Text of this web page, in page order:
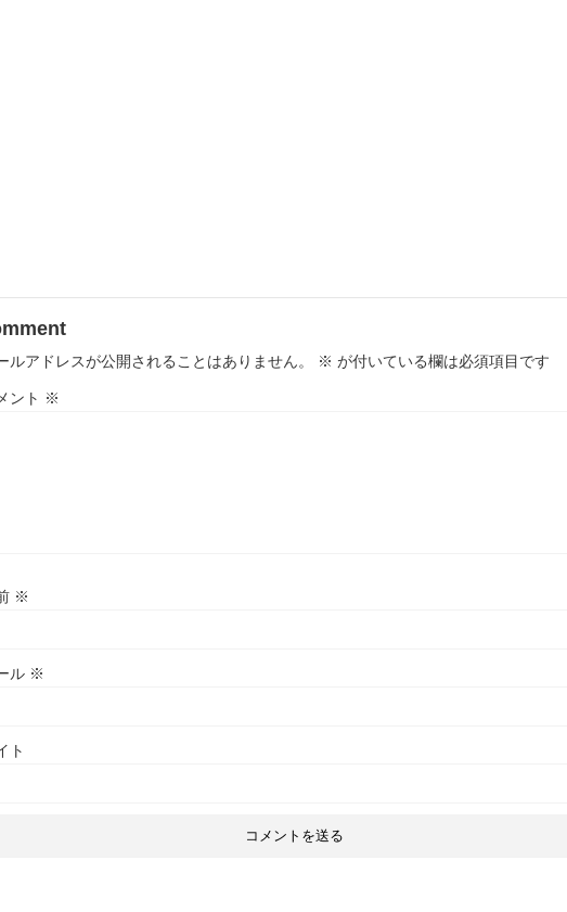
ルアドレスが公開されることはありません。 ※ が付いている欄は必須項目です
ント ※
※
ル ※
ト